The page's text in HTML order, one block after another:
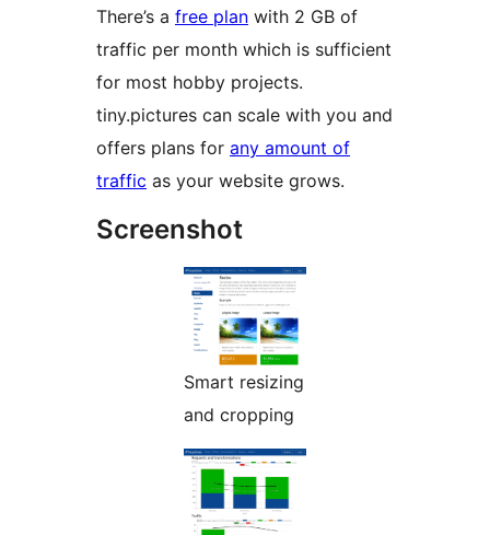
There’s a free plan with 2 GB of
traffic per month which is sufficient
for most hobby projects.
tiny.pictures can scale with you and
offers plans for any amount of
traffic as your website grows.
Screenshot
Smart resizing
and cropping